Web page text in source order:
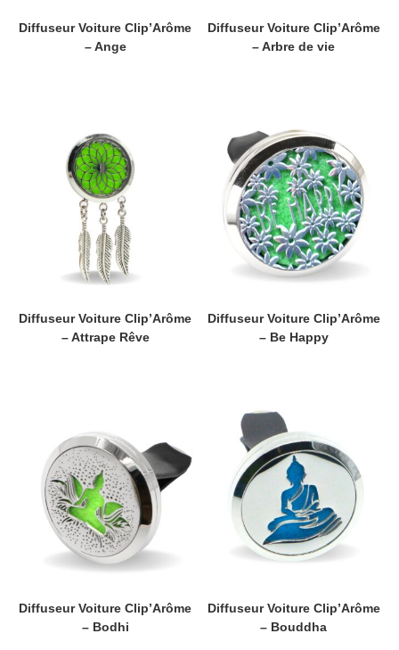
Diffuseur Voiture Clip’Arôme
– Ange
Diffuseur Voiture Clip’Arôme
– Arbre de vie
Diffuseur Voiture Clip’Arôme
– Attrape Rêve
Diffuseur Voiture Clip’Arôme
– Be Happy
Diffuseur Voiture Clip’Arôme
– Bodhi
Diffuseur Voiture Clip’Arôme
– Bouddha